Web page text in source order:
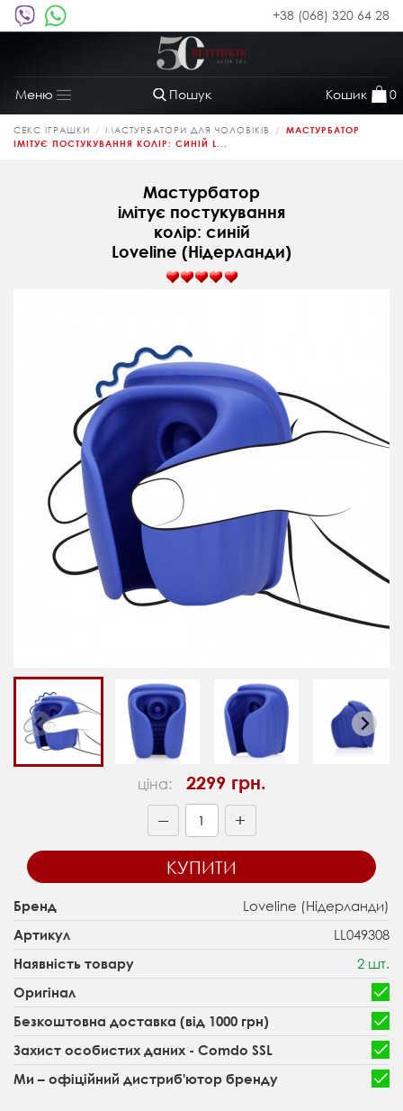
+38 (068) 320 64 28
Пошук Кошик 0
Меню
Toggle
navigation
СЕКС ІГРАШКИ МАСТУРБАТОРИ ДЛЯ ЧОЛОВІКІВ
МАСТУРБАТОР
ІМІТУЄ ПОСТУКУВАННЯ КОЛІР: СИНІЙ L...
Мастурбатор
імітує постукування
колір: синій
Loveline (Нідерланди)
ціна: 2299 грн.
— +
КУПИТИ
Бренд Loveline (Нідерланди)
Артикул LL049308
Наявність товару 2 шт.
Оригінал
Безкоштовна доставка (від 1000 грн)
Захист особистих даних - Comdo SSL
Ми – офіційний дистриб'ютор бренду